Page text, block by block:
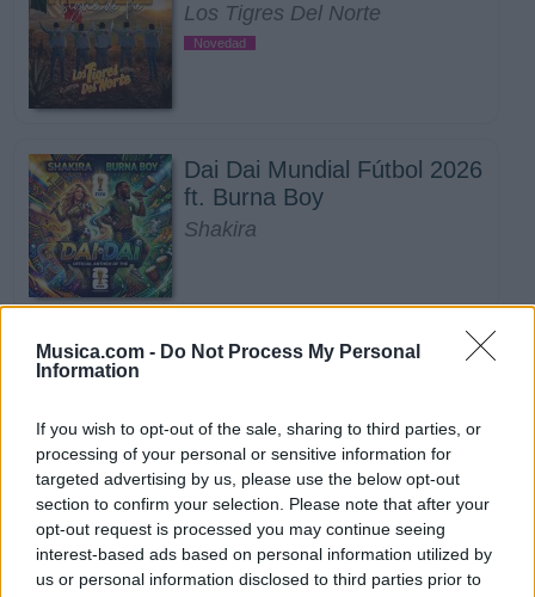
Musica.com - Do Not Process My Personal
Information
If you wish to opt-out of the sale, sharing to third parties, or
processing of your personal or sensitive information for
targeted advertising by us, please use the below opt-out
section to confirm your selection. Please note that after your
opt-out request is processed you may continue seeing
interest-based ads based on personal information utilized by
us or personal information disclosed to third parties prior to
Los Tigres Del Norte
Novedad
Dai Dai Mundial Fútbol 2026
ft. Burna Boy
Shakira
La Cita Fresita 2 ft. Luis R
Grupo Aztteca
Novedad
Ahora Soy Mi Prioridad
Nyla Stone